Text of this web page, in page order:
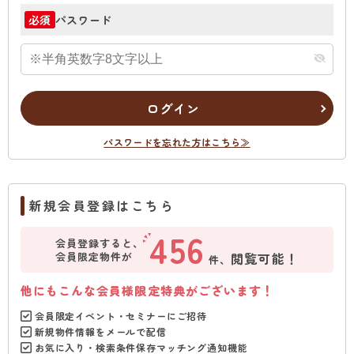
必須 パスワード
ログイン
パスワードを忘れた方はこちら≫
新規会員登録はこちら
会員登録すると、
会員限定物件が
456 件、 閲覧可能！
他にもこんな会員様限定特典がございます！
会員限定イベント・セミナーにご招待
新規物件情報をメールで配信
お気に入り・検索条件保存マッチング通知機能